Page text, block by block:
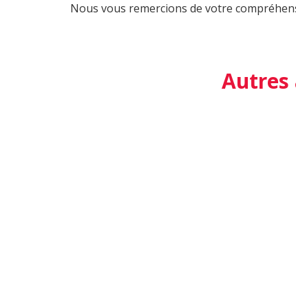
Nous vous remercions de votre
Autres